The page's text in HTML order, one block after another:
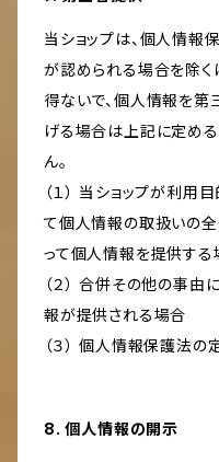
当ショップは、個人情報
が認められる場合を除く
得ないで、個人情報を第
げる場合は上記に定め
ん。
（１） 当ショップが利
て個人情報の取扱いの
って個人情報を提供する
（２） 合併その他の事
報が提供される場合
（３） 個人情報保護法
8. 個人情報の開示